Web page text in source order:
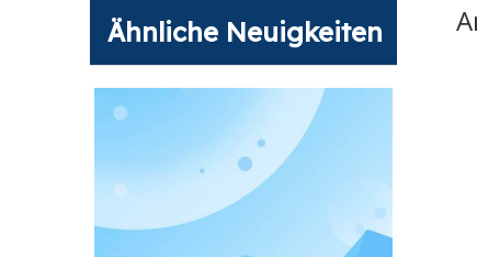
Ähnliche Neuigkeiten